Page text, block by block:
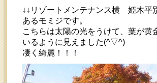
↓↓リゾートメンテナンス横 姫木平
あるモミジです。
こちらは太陽の光をうけて、葉が黄
いるように見えました(^▽^)
凄く綺麗！！！